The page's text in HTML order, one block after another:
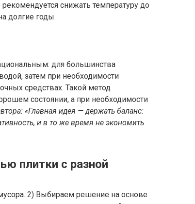
снижать температуру до
долгие годы.
для большинства
затем при необходимости
средствах. Такой метод
состоянии, а при необходимости
«Главная идея — держать баланс:
и в то же время не экономить
плитки с разной
2) Выбираем решение на основе